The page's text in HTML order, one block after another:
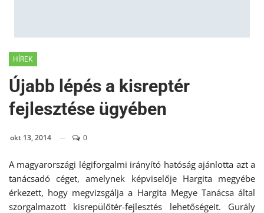
HÍREK
Újabb lépés a kisreptér
fejlesztése ügyében
okt 13, 2014 0
A magyarországi légiforgalmi irányító hatóság ajánlotta azt a
tanácsadó céget, amelynek képviselője Hargita megyébe
érkezett, hogy megvizsgálja a Hargita Megye Tanácsa által
szorgalmazott kisrepülőtér-fejlesztés lehetőségeit. Gurály